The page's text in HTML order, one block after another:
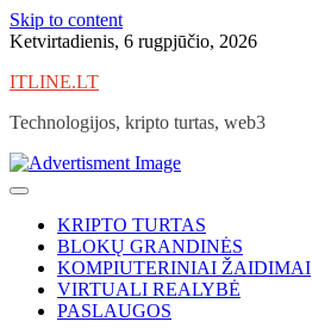
Skip to content
Ketvirtadienis, 6 rugpjūčio, 2026
ITLINE.LT
Technologijos, kripto turtas, web3
KRIPTO TURTAS
BLOKŲ GRANDINĖS
KOMPIUTERINIAI ŽAIDIMAI
VIRTUALI REALYBĖ
PASLAUGOS